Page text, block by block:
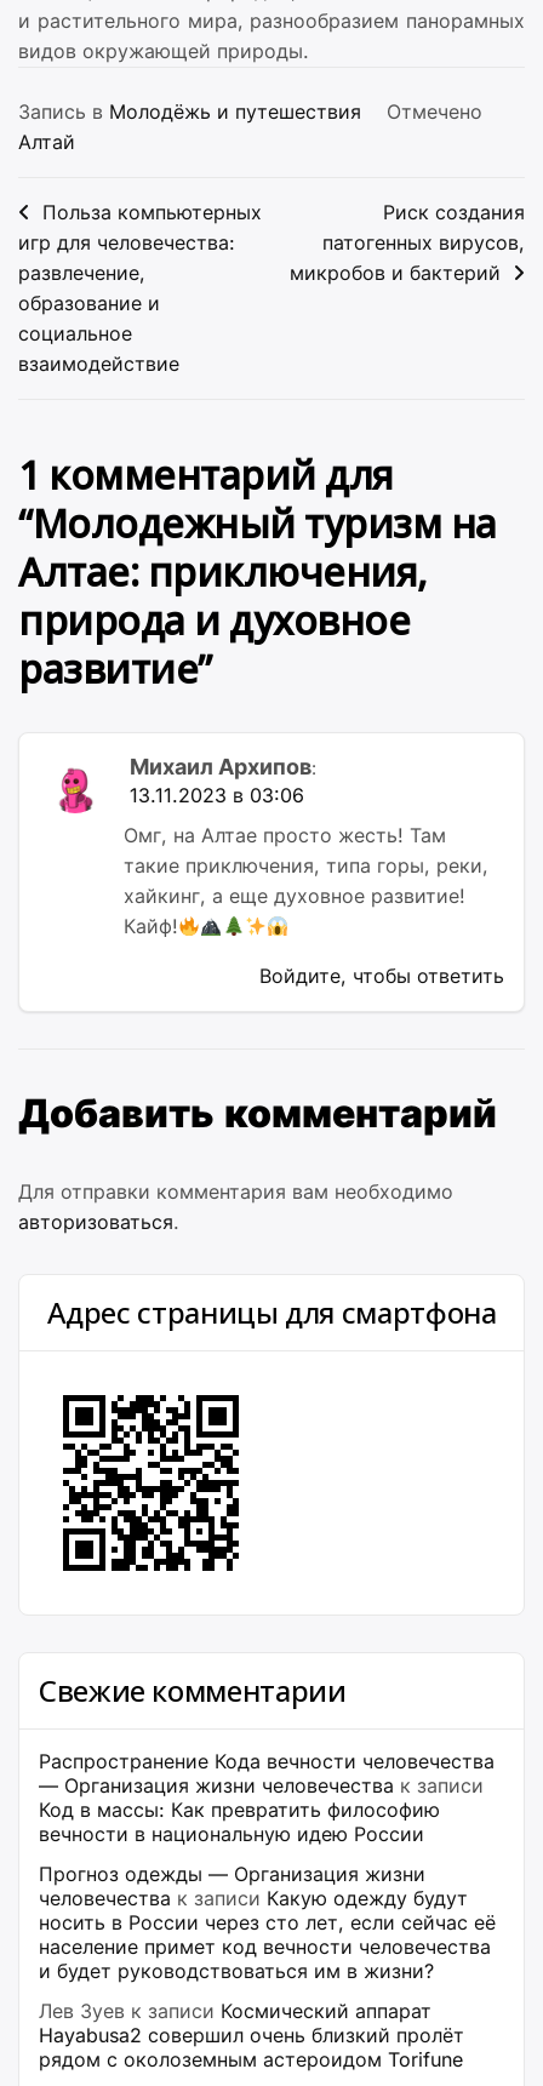
и растительного мира, разнообразием панорамных
видов окружающей природы.
Запись в Молодёжь и путешествия
Отмечено
Алтай
Навигация
по
записям
Польза компьютерных
игр для человечества:
развлечение,
образование и
социальное
взаимодействие
Риск создания
патогенных вирусов,
микробов и бактерий
1 комментарий для
“Молодежный туризм на
Алтае: приключения,
природа и духовное
развитие”
Михаил Архипов:
13.11.2023 в 03:06
Омг, на Алтае просто жесть! Там
такие приключения, типа горы, реки,
хайкинг, а еще духовное развитие!
Кайф!
Войдите, чтобы ответить
Добавить комментарий
Для отправки комментария вам необходимо
авторизоваться.
Адрес страницы для смартфона
Свежие комментарии
Распространение Кода вечности человечества
— Организация жизни человечества к записи
Код в массы: Как превратить философию
вечности в национальную идею России
Прогноз одежды — Организация жизни
человечества к записи Какую одежду будут
носить в России через сто лет, если сейчас её
население примет код вечности человечества
и будет руководствоваться им в жизни?
Лев Зуев к записи Космический аппарат
Hayabusa2 совершил очень близкий пролёт
рядом с околоземным астероидом Torifune